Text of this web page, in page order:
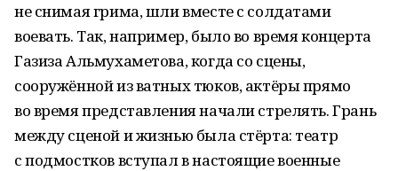
не снимая грима, шли вместе с солдатами
воевать. Так, например, было во время концерта
Газиза Альмухаметова, когда со сцены,
сооружённой из ватных тюков, актёры прямо
во время представления начали стрелять. Грань
между сценой и жизнью была стёрта: театр
с подмостков вступал в настоящие военные